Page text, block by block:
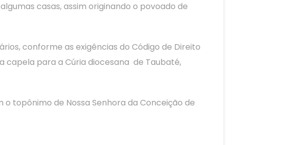
casas, assim originando o povoado de
conforme as exigências do Código de Direito
capela para a Cúria diocesana de Taubaté,
o topônimo de Nossa Senhora da Conceição de